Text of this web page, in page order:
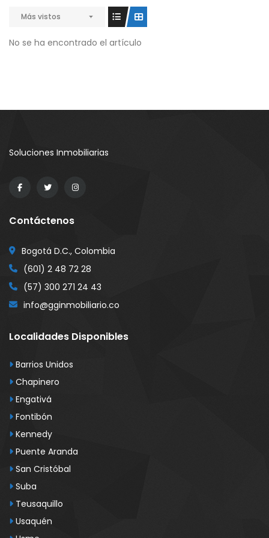
Más vistos
No se ha encontrado el artículo
Soluciones Inmobiliarias
Contáctenos
Bogotá D.C., Colombia
(601) 2 48 72 28
(57) 300 271 24 43
info@gginmobiliario.co
Localidades Disponibles
Barrios Unidos
Chapinero
Engativá
Fontibón
Kennedy
Puente Aranda
San Cristóbal
Suba
Teusaquillo
Usaquén